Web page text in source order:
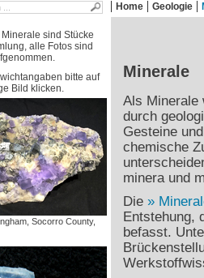
Home Geologie
sind Stücke
alle Fotos sind
bitte auf
Bild klicken.
Socorro County,
Minerale
Als Minerale
durch
Gesteine
chemische
minera und
Die
Entstehung,
befasst.